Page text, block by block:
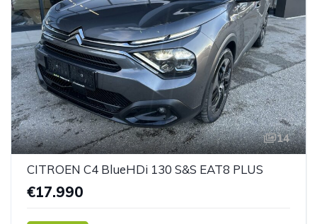
14
CITROEN C4 BlueHDi 130 S&S EAT8 PLUS
€17.990